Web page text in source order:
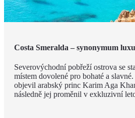
Costa Smeralda – synonymum
Severovýchodní pobřeží ostrova se
místem dovolené pro bohaté a
objevil arabský princ Karim Aga
následně jej proměnil v exkluzivní